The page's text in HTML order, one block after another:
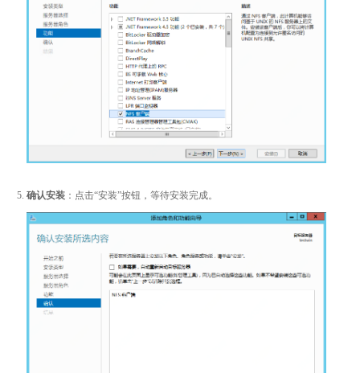
确认安装 ：点击“安装”按钮，等待安装完成。